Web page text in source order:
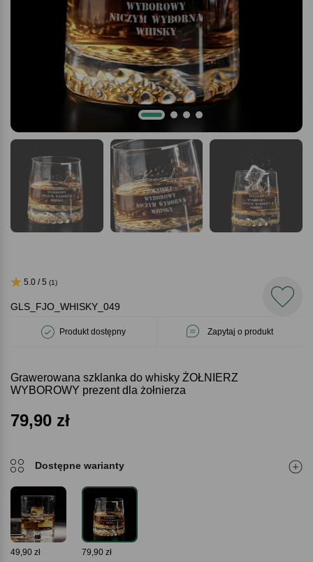
GLS_FJO_WHISKY_049
Produkt dostępny Zapytaj o produkt
5.0 / 5 (1)
Grawerowana szklanka do whisky ŻOŁNIERZ
WYBOROWY prezent dla żołnierza
79,90 zł
Dostępne warianty
49,90 zł 79,90 zł